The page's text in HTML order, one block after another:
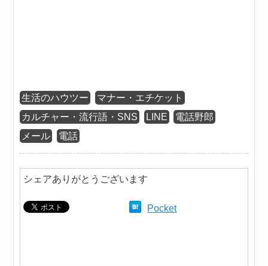
生活のハウツー
マナー・エチケット
カルチャー・流行語・SNS
LINE
電話野郎
メール
電話
シェアありがとうございます
Pocket